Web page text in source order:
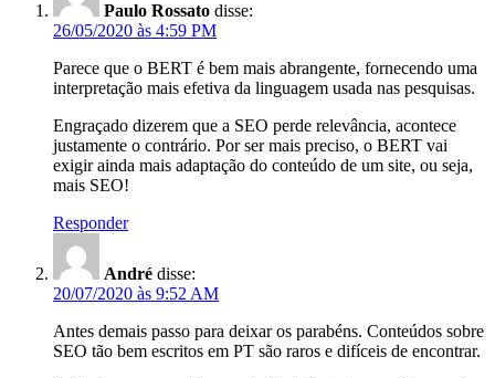
Paulo Rossato disse:
26/05/2020 às 4:59 PM
Parece que o BERT é bem mais abrangente, fornecendo uma
interpretação mais efetiva da linguagem usada nas pesquisas.
Engraçado dizerem que a SEO perde relevância, acontece
justamente o contrário. Por ser mais preciso, o BERT vai
exigir ainda mais adaptação do conteúdo de um site, ou seja,
mais SEO!
Responder
André disse:
20/07/2020 às 9:52 AM
Antes demais passo para deixar os parabéns. Conteúdos sobre
SEO tão bem escritos em PT são raros e difíceis de encontrar.